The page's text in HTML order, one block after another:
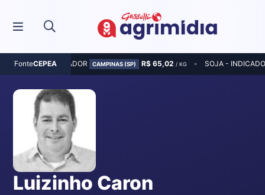
FonteCEPEA
MILHO - INDICADOR CAMPINAS (SP) R$ 65,02 / KG SOJA -
Luizinho Caron